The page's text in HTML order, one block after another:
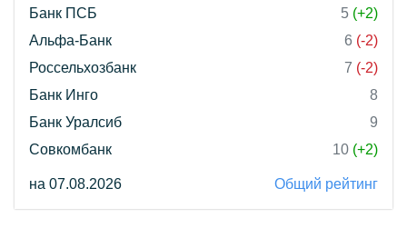
Банк ПСБ
5 (+2)
Альфа-Банк
6 (-2)
Россельхозбанк
7 (-2)
Банк Инго
8
Банк Уралсиб
9
Совкомбанк
10 (+2)
на 07.08.2026 Общий рейтинг